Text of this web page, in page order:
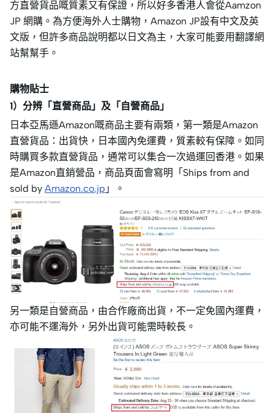
方直營貨品嘅質素又有保證，所以好多香港人會從Aamzon
JP 網購。為方便海外人士購物，Amazon JP設有中文及英
文版，但許多商品說明都以日文為主，大家可能要用翻譯網
站幫幫手。
購物貼士
1）分辨「直營商品」及「自營商品」
日本亞馬遜Amazon嘅商品主要有兩類，第一類是Amazon
直營貨品：出貨快，日本國內免運費，質素較有保障。如同
時購買多款直營貨品，通常可以集合一次過運回香港。如果
是Amazon直銷營品，商品頁面會寫明「Ships from and
sold by Amazon.co.jp 」。
另一類是自營商品，由合作廠商出貨，不一定免國內運費，
亦可能不運海外，另外出貨可能需時較長。